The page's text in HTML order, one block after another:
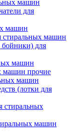
машин
для
машин
стиральных машин
бойники) для
машин
машин прочие
машин
(лотки для
стиральных
машин